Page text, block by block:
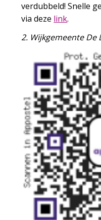
verdubbeld! Snelle
via deze link.
2. Wijkgemeente De